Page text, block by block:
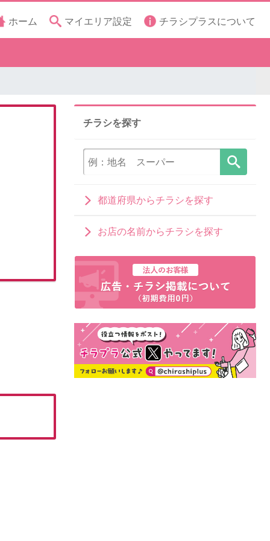
ホーム マイエリア設定 チラシプラスについて
チラシを探す
都道府県からチラシを探す
お店の名前からチラシを探す